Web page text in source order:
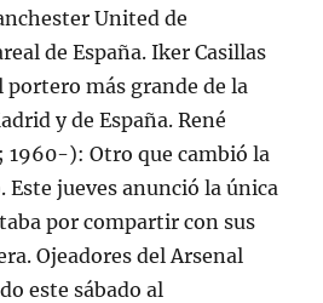
United de
de España. Iker Casillas
portero más grande de la
y de España. René
1960-): Otro que cambió la
jueves anunció la única
por compartir con sus
Ojeadores del Arsenal
este sábado al